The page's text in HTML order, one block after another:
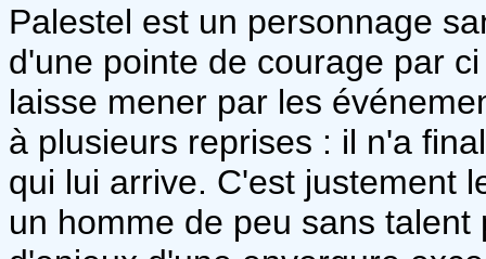
Palestel est un personnage
d'une pointe de courage par
laisse mener par les
à plusieurs reprises : il n'a
qui lui arrive. C'est justement
un homme de peu sans